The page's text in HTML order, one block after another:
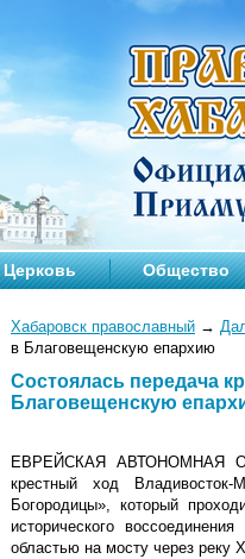
Церковь Общество
Хабаровск православный →
в Благовещенскую епархию
Состоялась передача
Благовещенскую
ЕВРЕЙСКАЯ АВТОНОМНАЯ
крестный ход
Богородицы», который
исторического
областью на мосту через реку